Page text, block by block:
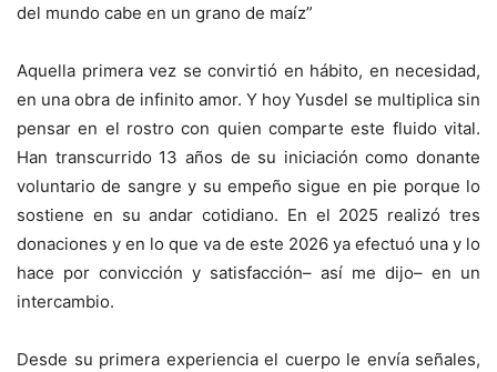
del mundo cabe en un grano de maíz”
Aquella primera vez se convirtió en hábito, en necesidad,
en una obra de infinito amor. Y hoy Yusdel se multiplica sin
pensar en el rostro con quien comparte este fluido vital.
Han transcurrido 13 años de su iniciación como donante
voluntario de sangre y su empeño sigue en pie porque lo
sostiene en su andar cotidiano. En el 2025 realizó tres
donaciones y en lo que va de este 2026 ya efectuó una y lo
hace por convicción y satisfacción– así me dijo– en un
intercambio.
Desde su primera experiencia el cuerpo le envía señales,